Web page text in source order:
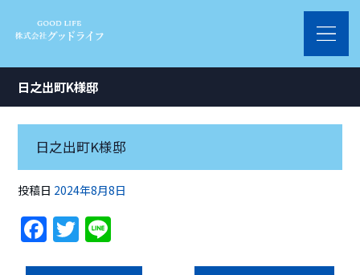
日之出町K様邸
日之出町K様邸
投稿日 2024年8月8日
F
a
T
w